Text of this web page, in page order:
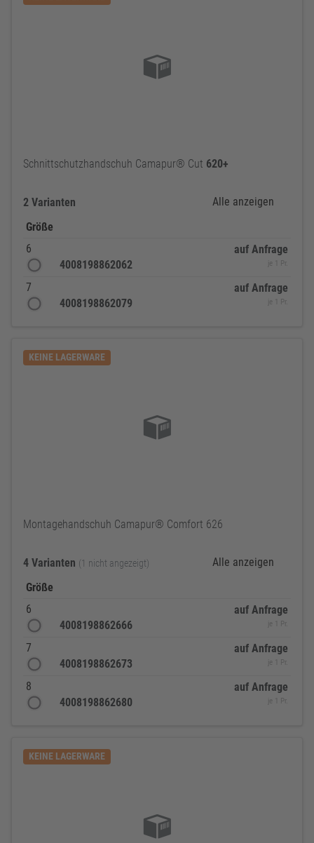
Schnittschutzhandschuh Camapur® Cut 620+
2 Varianten
Alle anzeigen
Größe
6
4008198862062
auf Anfrage
je 1 Pr.
7
4008198862079
auf Anfrage
je 1 Pr.
KEINE LAGERWARE
Montagehandschuh Camapur® Comfort 626
4 Varianten (1 nicht angezeigt)
Alle anzeigen
Größe
6
4008198862666
auf Anfrage
je 1 Pr.
7
4008198862673
auf Anfrage
je 1 Pr.
8
4008198862680
auf Anfrage
je 1 Pr.
KEINE LAGERWARE